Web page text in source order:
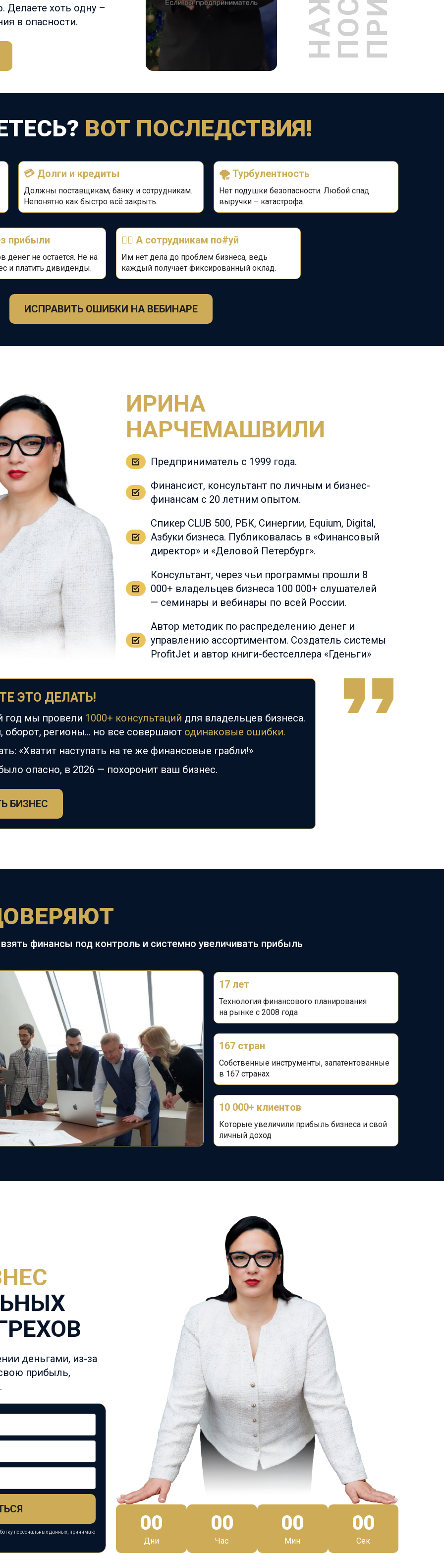
Делаете хоть одну –
в опасности.
ВОТ ПОСЛЕДСТВИЯ!
💳 Долги и кредиты
Должны поставщикам, банку и сотрудникам.
Непонятно как быстро всё закрыть.
🌪️ Турбулентность
Нет подушки безопасности. Любой спад
выручки – катастрофа.
прибыли
денег не остается. Не на
и платить дивиденды.
🤷‍♂️ А сотрудникам по#уй
Им нет дела до проблем бизнеса, ведь
каждый получает фиксированный оклад.
ИСПРАВИТЬ ОШИБКИ НА ВЕБИНАРЕ
ИРИНА
НАРЧЕМАШВИЛИ
Предприниматель с 1999 года.
Финансист, консультант по личным и бизнес-
финансам с 20 летним опытом.
Спикер CLUB 500, РБК, Синергии, Equium, Digital,
Азбуки бизнеса. Публиковалась в «Финансовый
директор» и «Деловой Петербург».
Консультант, через чьи программы прошли 8
000+ владельцев бизнеса 100 000+ слушателей
— семинары и вебинары по всей России.
Автор методик по распределению денег и
управлению ассортиментом. Создатель системы
ProfitJet и автор книги-бестселлера «Гденьги»
ЭТО ДЕЛАТЬ!
год мы провели 1000+ консультаций для владельцев бизнеса.
оборот, регионы... но все совершают одинаковые ошибки.
«Хватит наступать на те же финансовые грабли!»
опасно, в 2026 — похоронит ваш бизнес.
БИЗНЕС
финансы под контроль и системно увеличивать прибыль
17 лет
Технология финансового планирования
на рынке с 2008 года
167 стран
Собственные инструменты, запатентованные
в 167 странах
10 000+ клиентов
Которые увеличили прибыль бизнеса и свой
личный доход
деньгами, из-за
прибыль,
персональных данных, принимаю
00
Дни
00
Час
00
Мин
00
Сек